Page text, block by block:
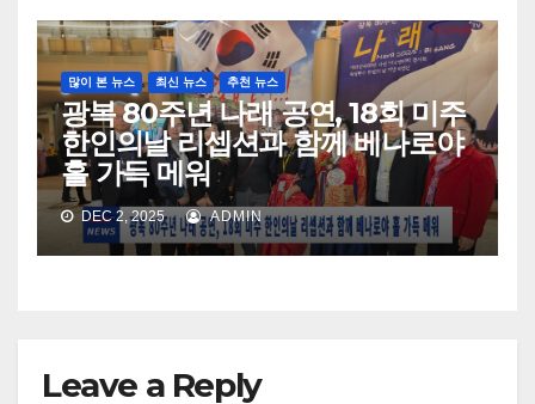
많이 본 뉴스 최신 뉴스 추천 뉴스
광복 80주년 나래 공연, 18회 미주
한인의날 리셉션과 함께 베나로야
홀 가득 메워
DEC 2, 2025 ADMIN
Leave a Reply